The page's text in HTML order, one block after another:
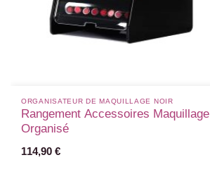
ORGANISATEUR DE MAQUILLAGE NOIR
Rangement Accessoires Maquillage
Organisé
114,90 €